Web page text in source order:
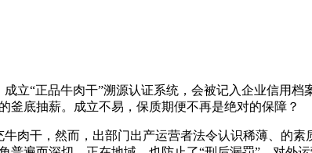
“正品牛肉干”溯源认证系统，会被记入企业信用档
釜底抽薪。成立不易，保质期便不再是绝对的保障？
干，然而，出部门出产运营者法令认识稀薄、的